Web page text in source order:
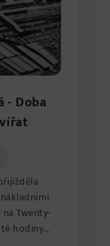
- Doba
Twenty-
hodiny